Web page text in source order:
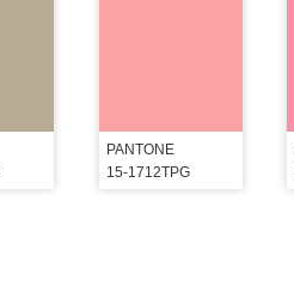
PANTONE
15-1712TPG